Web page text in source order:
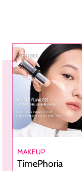
MAKEUP
TimePhoria